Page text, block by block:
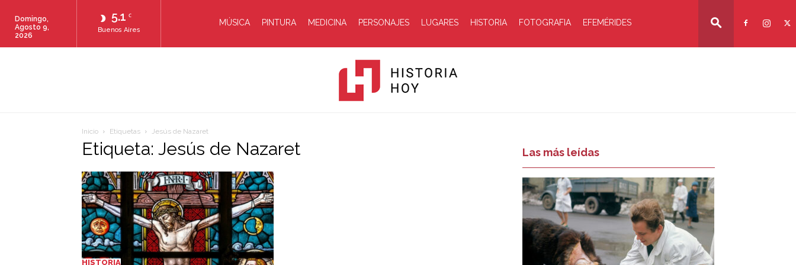
5.1 C
Buenos Aires
Domingo,
Agosto 9,
2026
MÚSICA PINTURA MEDICINA PERSONAJES LUGARES HISTORIA FOTOGRAFIA EFEMÉRIDES
Inicio Etiquetas Jesús de Nazaret
Etiqueta: Jesús de Nazaret
HISTORIA
Las más leídas